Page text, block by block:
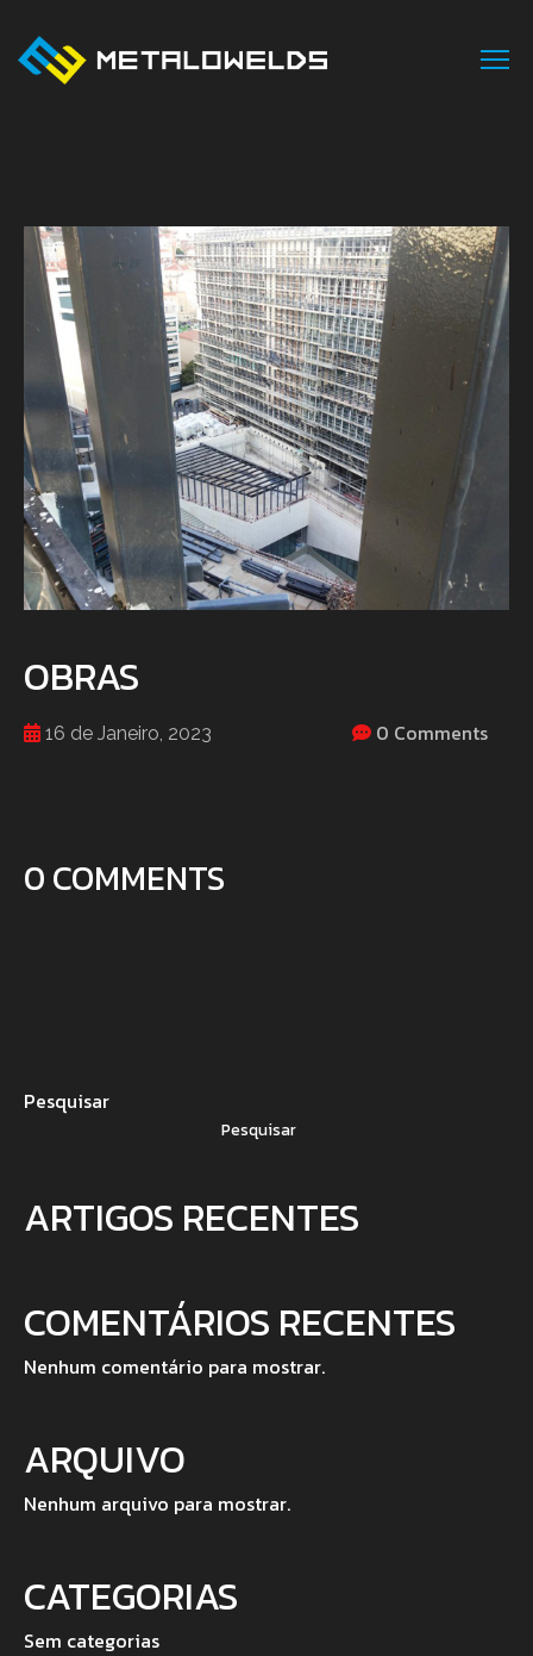
PROJETOS
CONTACTOS
PT
EN
FR
OBRAS
16 de Janeiro, 2023 0 Comments
0 COMMENTS
Pesquisar
Pesquisar
ARTIGOS RECENTES
COMENTÁRIOS RECENTES
Nenhum comentário para mostrar.
ARQUIVO
Nenhum arquivo para mostrar.
CATEGORIAS
Sem categorias